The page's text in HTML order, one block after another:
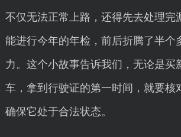
不仅无法正常上路，还得先去处理完
能进行今年的年检，前后折腾了半个
力。这个小故事告诉我们，无论是买
车，拿到行驶证的第一时间，就要核
确保它处于合法状态。